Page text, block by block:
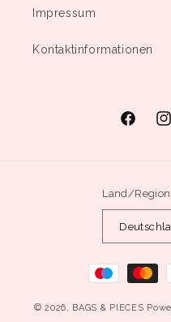
Impressum
Kontaktinformationen
Facebook
Land/Region
© 2026, BAGS & PIECES